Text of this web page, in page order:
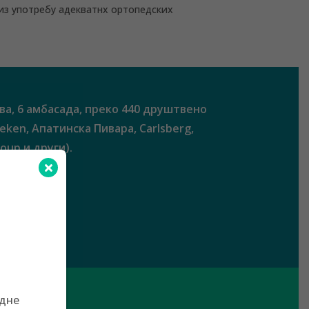
употребу адекватнх ортопедских
6 амбасада, преко 440 друштвено
Апатинска Пивара, Carlsberg,
и други).